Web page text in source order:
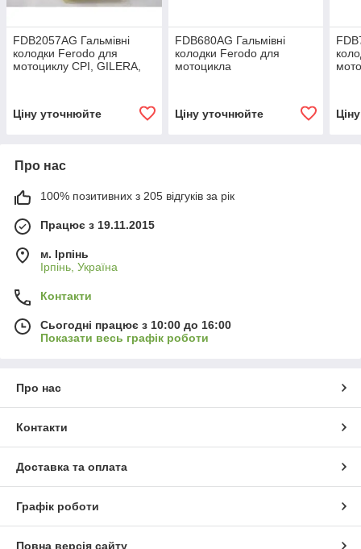
FDB2057AG Гальмівні
колодки Ferodo для
мотоциклу CPI, GILERA,
Ціну уточнюйте
FDB680AG Гальмівні
колодки Ferodo для
мотоцикла
Ціну уточнюйте
Про нас
100% позитивних з 205 відгуків за рік
Працює з 19.11.2015
м. Ірпінь
Ірпінь, Україна
Контакти
Сьогодні працює з 10:00 до 16:00
Показати весь графік роботи
Про нас
Контакти
Доставка та оплата
Графік роботи
Повна версія сайту